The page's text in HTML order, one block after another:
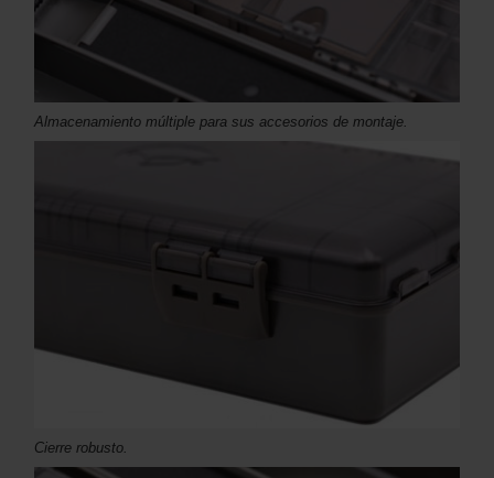
Almacenamiento múltiple para sus accesorios de montaje.
Cierre robusto.